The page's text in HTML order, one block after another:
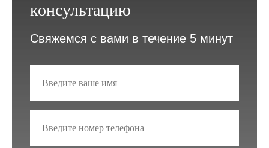
консультацию
Свяжемся с вами в течение 5 минут